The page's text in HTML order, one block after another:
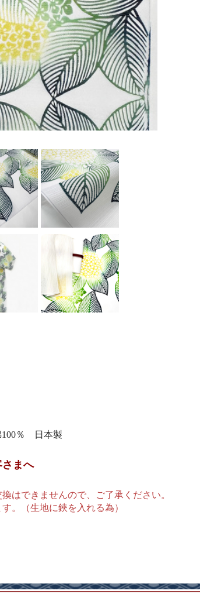
％ 日本製
まへ
はできませんので、ご了承ください。
。（生地に鋏を入れる為）